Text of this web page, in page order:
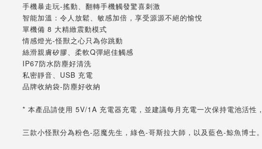
手機暴走玩-搖動、翻轉手機觸發驚喜刺激
智能加溫：令人放鬆、敏感加倍，享受源源不絕的愉悅
單機備 8 大精緻震動模式
情感燈光-怪獸之心只為你跳動
絲滑親膚矽膠、柔軟Q彈絕佳觸感
IP67防水防塵好清洗
私密靜音、USB 充電
品牌收納袋-防塵好收納
* 本產品請使用 5V/1A 充電器充電，並建議每月充電一次保持電池活性
三款小怪獸分為粉色-惡魔先生，綠色-哥斯拉大師，以及藍色-鯨魚博士